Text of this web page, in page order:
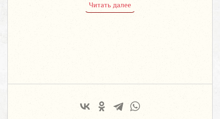
Читать далее